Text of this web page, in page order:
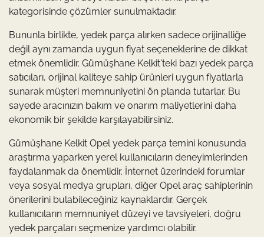
kategorisinde çözümler sunulmaktadır.
Bununla birlikte, yedek parça alırken sadece orijinalliğe
değil aynı zamanda uygun fiyat seçeneklerine de dikkat
etmek önemlidir. Gümüşhane Kelkit'teki bazı yedek parça
satıcıları, orijinal kaliteye sahip ürünleri uygun fiyatlarla
sunarak müşteri memnuniyetini ön planda tutarlar. Bu
sayede aracınızın bakım ve onarım maliyetlerini daha
ekonomik bir şekilde karşılayabilirsiniz.
Gümüşhane Kelkit Opel yedek parça temini konusunda
araştırma yaparken yerel kullanıcıların deneyimlerinden
faydalanmak da önemlidir. İnternet üzerindeki forumlar
veya sosyal medya grupları, diğer Opel araç sahiplerinin
önerilerini bulabileceğiniz kaynaklardır. Gerçek
kullanıcıların memnuniyet düzeyi ve tavsiyeleri, doğru
yedek parçaları seçmenize yardımcı olabilir.